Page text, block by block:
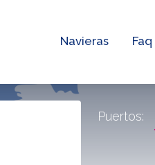
Navieras Faq
Puertos: